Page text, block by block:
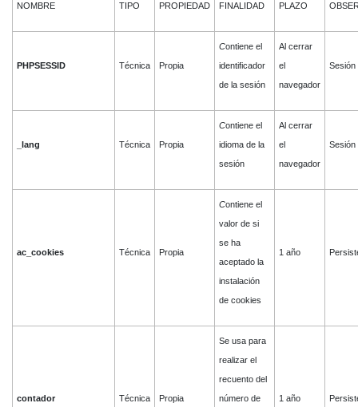
NOMBRE TIPO PROPIEDAD FINALIDAD PLAZO
PHPSESSID Técnica Propia
Contiene el
identificador
de la sesión
Al cerrar
el
navegador
Sesión
_lang Técnica Propia
Contiene el
idioma de la
sesión
Al cerrar
el
navegador
Sesión
ac_cookies Técnica Propia
Contiene el
valor de si
se ha
aceptado la
instalación
de cookies
1 año
contador Técnica Propia
Se usa para
realizar el
recuento del
número de
1 año